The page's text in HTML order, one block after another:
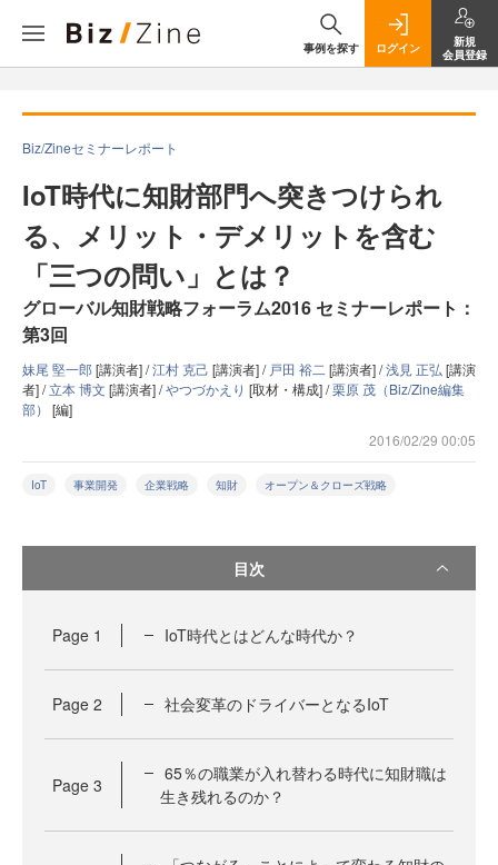
事例を探す ログイン
新規
会員登録
Biz/Zineセミナーレポート
IoT時代に知財部門へ突きつけられ
る、メリット・デメリットを含む
「三つの問い」とは？
グローバル知財戦略フォーラム2016 セミナーレポート：
第3回
妹尾 堅一郎[講演者] /江村 克己 [講演者] / 戸田 裕二 [講演者] /浅見 正弘 [講演
者] /立本 博文 [講演者] /やつづかえり [取材・構成] /栗原 茂（Biz/Zine編集
部） [編]
2016/02/29 00:05
IoT 事業開発 企業戦略 知財 オープン＆クローズ戦略
目次
Page 1 IoT時代とはどんな時代か？
Page 2 社会変革のドライバーとなるIoT
Page 3
65％の職業が入れ替わる時代に知財職は
生き残れるのか？